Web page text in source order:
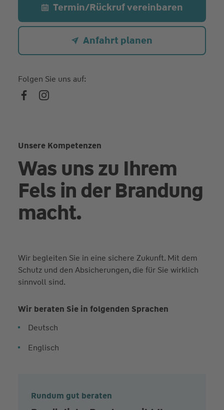
Termin/Rückruf vereinbaren
Anfahrt planen
Folgen Sie uns auf:
Unsere Kompetenzen
Was uns zu Ihrem
Fels in der Brandung
macht.
Wir begleiten Sie in eine sichere Zukunft. Mit dem
Schutz und den Absicherungen, die für Sie wirklich
sinnvoll sind.
Wir beraten Sie in folgenden Sprachen
Deutsch
Englisch
Rundum gut beraten